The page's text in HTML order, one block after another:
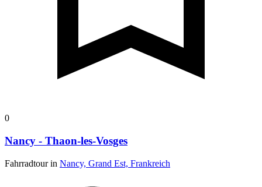
0
Nancy - Thaon-les-Vosges
Fahrradtour in Nancy, Grand Est, Frankreich